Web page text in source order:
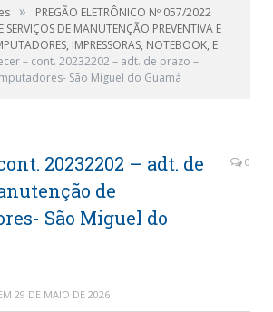
»
PREGÃO ELETRÔNICO Nº 057/2022
DE MANUTENÇÃO PREVENTIVA E
IMPRESSORAS, NOTEBOOK, E
– cont. 20232202 – adt. de prazo –
São Miguel do Guamá
20232202 – adt. de
de
São Miguel do
0
29 DE MAIO DE 2026